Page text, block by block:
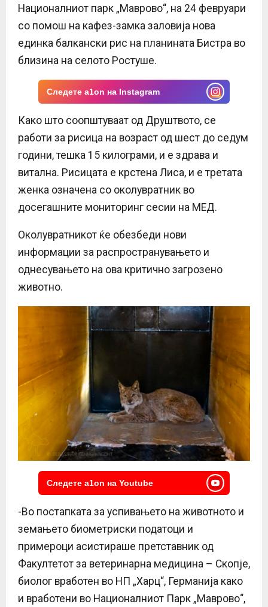
U
Националниот парк „Маврово“, на 24 февруари
со помош на кафез-замка заловија нова
единка балкански рис на планината Бистра во
близина на селото Ростуше.
Следете a1on на Instagram
Како што соопштуваат од Друштвото, се
работи за рисица на возраст од шест до седум
години, тешка 15 килограми, и е здрава и
витална. Рисицата е крстена Лиса, и е третата
женка означена со околувратник во
досегашните мониторинг сесии на МЕД.
Околувратникот ќе обезбеди нови
информации за распространувањето и
однесувањето на ова критично загрозено
животно.
Следете a1on на Youtube
-Во постапката за успивањето на животното и
земањето биометриски податоци и
примероци асистираше претставник од
Факултетот за ветеринарна медицина – Скопје,
биолог вработен во НП „Харц“, Германија како
и вработени во Националниот Парк „Маврово“,